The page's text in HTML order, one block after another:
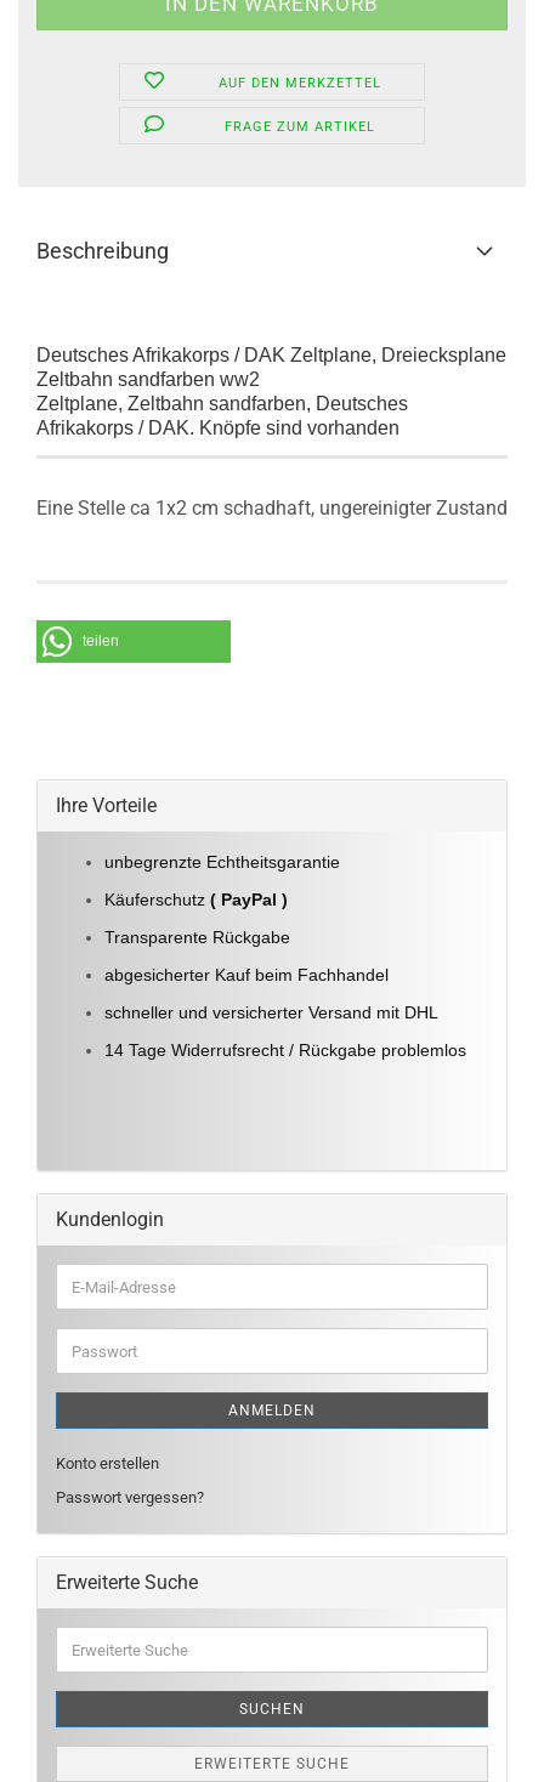
AUF DEN MERKZETTEL
FRAGE ZUM ARTIKEL
Beschreibung
Deutsches Afrikakorps / DAK Zeltplane, Dreiecksplane
Zeltbahn sandfarben ww2
Zeltplane, Zeltbahn sandfarben, Deutsches
Afrikakorps / DAK. Knöpfe sind vorhanden
Eine Stelle ca 1x2 cm schadhaft, ungereinigter Zustand
teilen
Ihre Vorteile
unbegrenzte Echtheitsgarantie
Käuferschutz ( PayPal )
Transparente Rückgabe
abgesicherter Kauf beim Fachhandel
schneller und versicherter Versand mit DHL
14 Tage Widerrufsrecht / Rückgabe problemlos
Kundenlogin
E-
Mail-
Adresse
Passwort
ANMELDEN
Konto erstellen
Passwort vergessen?
Erweiterte Suche
Suche
SUCHEN
ERWEITERTE SUCHE